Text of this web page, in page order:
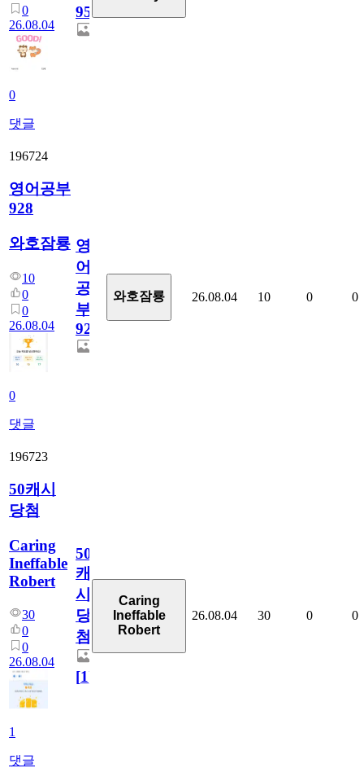
0
26.08.04
0
댓글
95
196724
영어공부
928
와호잠룡
10
0
0
26.08.04
0
댓글
영
어
공
부
928
와호잠룡 26.08.04 10 0 0
196723
50캐시
당첨
Caring
Ineffable
Robert
30
0
0
26.08.04
1
댓글
50
캐
시
당
첨
[1]
Caring
Ineffable
Robert
26.08.04 30 0 0